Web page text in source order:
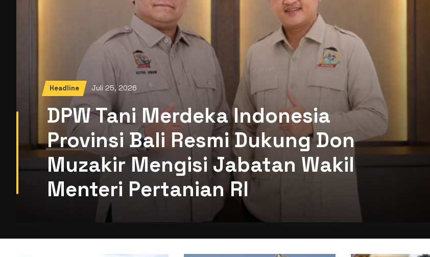
Headline Juli 25, 2026
DPW Tani Merdeka Indonesia
Provinsi Bali Resmi Dukung Don
Muzakir Mengisi Jabatan Wakil
Menteri Pertanian RI